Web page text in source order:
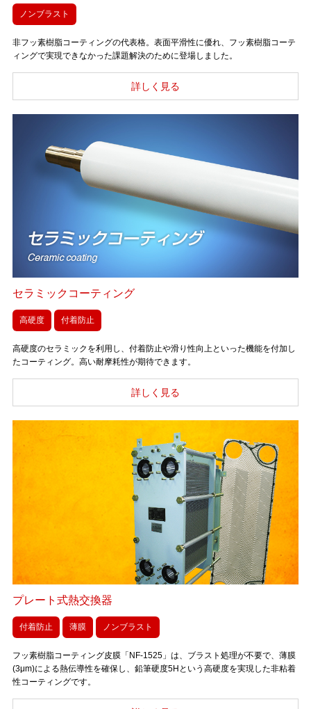
ノンブラスト
非フッ素樹脂コーティングの代表格。表面平滑性に優れ、フッ素樹脂コーテ
ィングで実現できなかった課題解決のために登場しました。
セラミックコーティング
高硬度 付着防止
高硬度のセラミックを利用し、付着防止や滑り性向上といった機能を付加し
たコーティング。高い耐摩耗性が期待できます。
プレート式熱交換器
付着防止 薄膜 ノンブラスト
フッ素樹脂コーティング皮膜「NF-1525」は、ブラスト処理が不要で、薄膜
(3μm)による熱伝導性を確保し、鉛筆硬度5Hという高硬度を実現した非粘着
性コーティングです。